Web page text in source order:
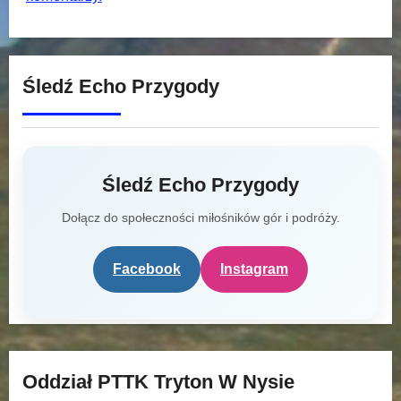
Śledź Echo Przygody
Śledź Echo Przygody
Dołącz do społeczności miłośników gór i podróży.
Facebook Instagram
Oddział PTTK Tryton W Nysie